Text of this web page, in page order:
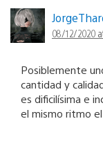
08/12/2020
Posiblemente
cantidad y
es dificilísima e
el mismo ritmo el